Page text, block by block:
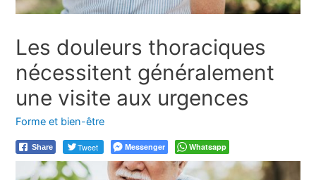
Les douleurs thoraciques
nécessitent généralement
une visite aux urgences
Forme et bien-être
Share Tweet Messenger Whatsapp